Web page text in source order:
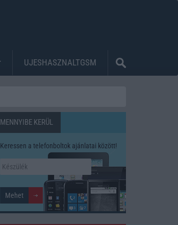
UJESHASZNALTGSM
MENNYIBE KERÜL
Keressen a telefonboltok ajánlatai között!